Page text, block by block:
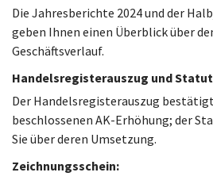
Die Jahresberichte 2024 und der
geben Ihnen einen Überblick über
Geschäftsverlauf.
Handelsregisterauszug und
Der Handelsregisterauszug
beschlossenen AK-Erhöhung; der
Sie über deren Umsetzung.
Zeichnungsschein: